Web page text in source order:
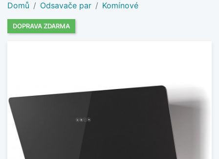
Domů Odsavače par Komínové
DOPRAVA ZDARMA